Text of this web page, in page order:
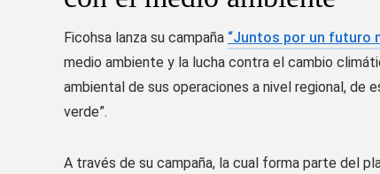
Ficohsa lanza su campaña “Juntos por un futuro
medio ambiente y la lucha contra el cambio
ambiental de sus operaciones a nivel regional, de
verde”.
A través de su campaña, la cual forma parte del